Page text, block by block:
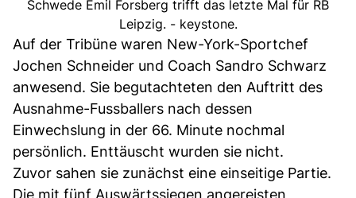
Schwede Emil Forsberg trifft das letzte Mal für RB
Leipzig. - keystone.
Auf der Tribüne waren New-York-Sportchef
Jochen Schneider und Coach Sandro Schwarz
anwesend. Sie begutachteten den Auftritt des
Ausnahme-Fussballers nach dessen
Einwechslung in der 66. Minute nochmal
persönlich. Enttäuscht wurden sie nicht.
Zuvor sahen sie zunächst eine einseitige Partie.
Die mit fünf Auswärtssiegen angereisten